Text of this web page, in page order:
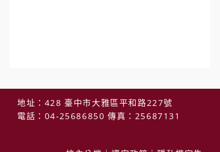
地址：428 臺中市大雅區平和路227號
電話：04-25686850 傳真：25687131